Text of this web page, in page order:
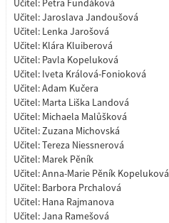
Učitel: Petra Fundáková
Učitel:Jaroslava Jandoušová
Učitel: Lenka Jarošová
Učitel: Klára Kluiberová
Učitel: Pavla Kopeluková
Učitel: Iveta Králová-Fonioková
Učitel:Adam Kučera
Učitel: Marta Liška Landová
Učitel: Michaela Malůšková
Učitel:Zuzana Michovská
Učitel:Tereza Niessnerová
Učitel: Marek Pěník
Učitel:Anna-Marie Pěník Kopeluková
Učitel: Barbora Prchalová
Učitel: Hana Rajmanova
Učitel:Jana Ramešová